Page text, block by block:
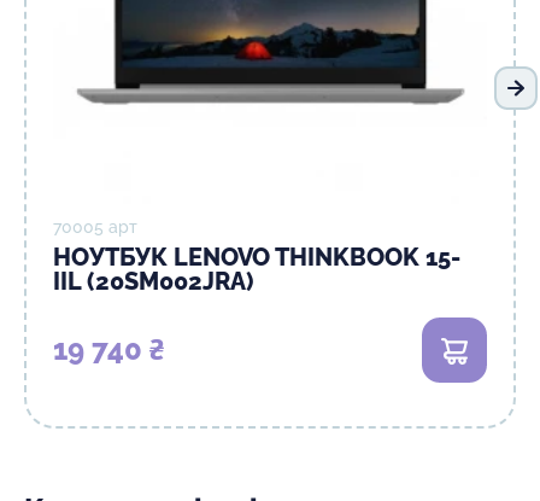
70005 арт
НОУТБУК LENOVO THINKBOOK 15-
IIL (20SM002JRA)
19 740 ₴ В кошик